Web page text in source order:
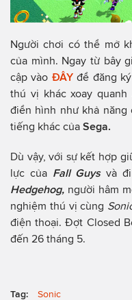
Người chơi có thể mở
của mình. Ngay từ bây
cập vào ĐÂYđể đăng ký
thú vị khác xoay quanh
điển hình như khả năng
tiếng khác của Sega.
Dù vậy, với sự kết hợp
lực của Fall Guys và
Hedgehog, người hâm
nghiệm thú vị cùng
điện thoại. Đợt Closed
đến 26 tháng 5.
Tag: Sonic